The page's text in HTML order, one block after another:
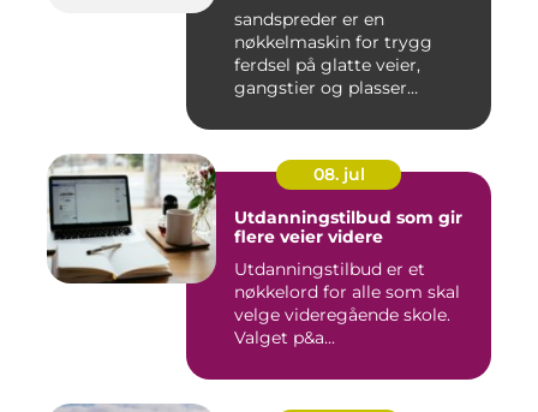
sandspreder er en
nøkkelmaskin for trygg
ferdsel på glatte veier,
gangstier og plasser
08. jul
Utdanningstilbud som gir
flere veier videre
Utdanningstilbud er et
nøkkelord for alle som skal
velge videregående skole.
Valget p&a...